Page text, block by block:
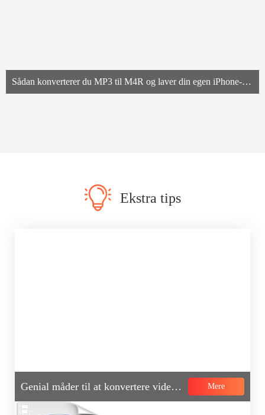
Sådan konverterer du MP3 til M4R og laver din egen iPhone-ringetone
Ekstra tips
Genial måder til at konvertere video til GIF Mere